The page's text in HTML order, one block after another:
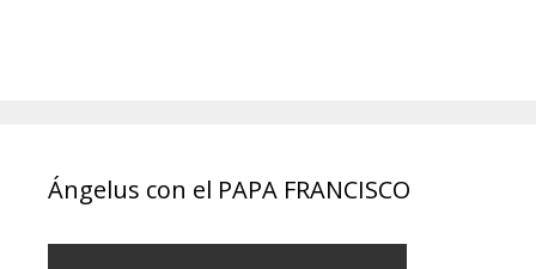
Ángelus con el PAPA FRANCISCO